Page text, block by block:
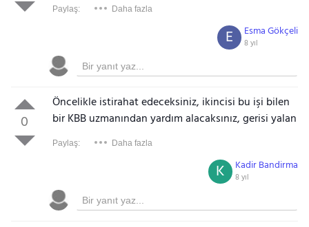
Paylaş: Daha fazla
Esma Gökçeli
8 yıl
E
0
Öncelikle istirahat edeceksiniz, ikincisi bu işi bilen
bir KBB uzmanından yardım alacaksınız, gerisi yalan
Paylaş: Daha fazla
Kadir Bandirma
8 yıl
K